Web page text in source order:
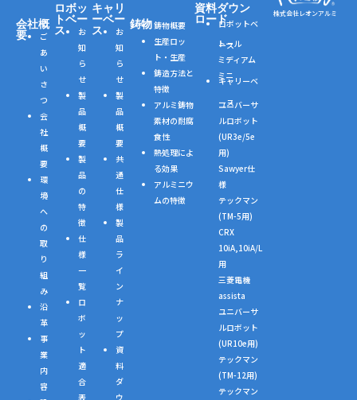
株式会社レオンアルミ
会社概
要
ご
あ
い
さ
つ
会
社
概
要
環
境
へ
の
取
り
組
み
沿
革
事
業
内
容
ロボッ
トベー
ス
お
知
ら
せ
製
品
概
要
製
品
の
特
徴
仕
様
一
覧
ロ
ボ
ッ
ト
適
合
表
キャリ
ーベー
ス
お
知
ら
せ
製
品
概
要
共
通
仕
様
製
品
ラ
イ
ン
ナ
ッ
プ
資
料
ダ
ウ
鋳物鋳物概要
生産ロッ
ト・生産
鋳造方法と
特徴
アルミ鋳物
素材の耐腐
食性
熱処理によ
る効果
アルミニウ
ムの特徴
資料ダウン
ロードロボットベ
ース
トール
ミディアム
ミニ
キャリーベ
ース
ユニバーサ
ルロボット
(UR3e/5e
用)
Sawyer仕
様
テックマン
(TM-5用)
CRX
10iA,10iA/L
用
三菱電機
assista
ユニバーサ
ルロボット
(UR10e用)
テックマン
(TM-12用)
テックマン